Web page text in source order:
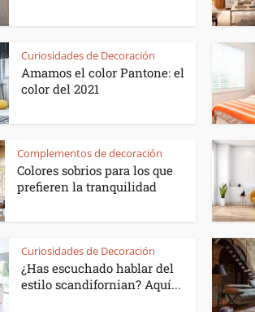
Curiosidades de Decoración
Amamos el color Pantone: el
color del 2021
Complementos de decoración
Colores sobrios para los que
prefieren la tranquilidad
Curiosidades de Decoración
¿Has escuchado hablar del
estilo scandifornian? Aquí...